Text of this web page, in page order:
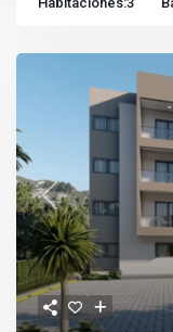
Previous